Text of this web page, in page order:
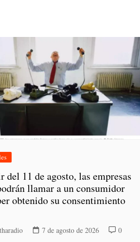
del 11 de agosto, las empresas
llamar a un consumidor
obtenido su consentimiento
7 de agosto de 2026 0